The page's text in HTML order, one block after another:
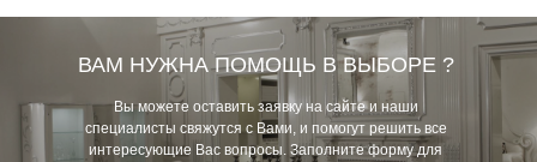
ВАМ НУЖНА ПОМОЩЬ В ВЫБОРЕ ?
Вы можете оставить заявку на сайте и наши
специалисты свяжутся с Вами, и помогут решить все
интересующие Вас вопросы. Заполните форму для